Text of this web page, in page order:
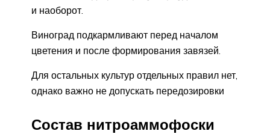
и наоборот.
Виноград подкармливают перед началом
цветения и после формирования завязей.
Для остальных культур отдельных правил нет,
однако важно не допускать передозировки
Состав нитроаммофоски